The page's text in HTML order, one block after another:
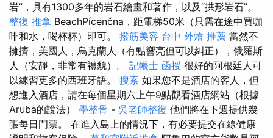
岩”，具有1300多年的岩石繪畫和著作，以及“拱形岩石”。
整復 推拿 BeachPícenčna，距電梯50米（只需在途中買咖
啡和水，喝杯杯）即可。 撥筋美容 台中 外燴 推薦 當然不
擁擠，美國人，烏克蘭人（有點響亮但可以糾正），俄羅斯
人（安靜，非常有禮貌）。 記帳士 函授 很好的阿根廷人可
以練習更多的西班牙語。 搜索 如果您不是酒店的客人，但
想進入酒店，請在每個星期六上午9點觀看酒店網站（根據
Aruba的說法） 學整骨 - 吳老師整復 他們將在下週提供幾
張每日門票。 在進入島上的情況下，有必要提交在線健康